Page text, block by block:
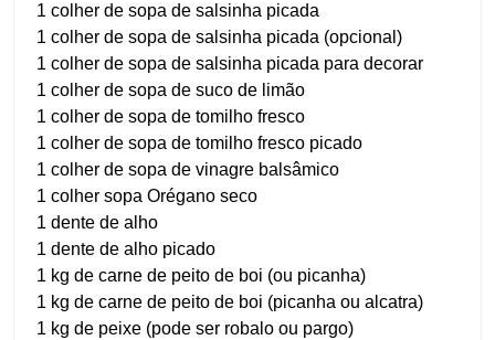
1 colher de sopa de salsinha picada
1 colher de sopa de salsinha picada (opcional)
1 colher de sopa de salsinha picada para decorar
1 colher de sopa de suco de limão
1 colher de sopa de tomilho fresco
1 colher de sopa de tomilho fresco picado
1 colher de sopa de vinagre balsâmico
1 colher sopa Orégano seco
1 dente de alho
1 dente de alho picado
1 kg de carne de peito de boi (ou picanha)
1 kg de carne de peito de boi (picanha ou alcatra)
1 kg de peixe (pode ser robalo ou pargo)